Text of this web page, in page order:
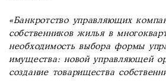
«Банкротство управляющих
собственников жилья в
необходимость выбора формы
имущества: новой управляющей
создание товарищества